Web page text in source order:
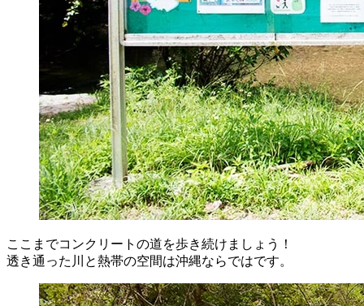
ここまでコンクリートの道を歩き続けましょう！
透き通った川と熱帯の空間は沖縄ならではです。